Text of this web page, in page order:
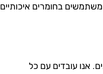
משתמשים בחומרים איכותיים
נקיונות שונים. אנו עובדים עם כל